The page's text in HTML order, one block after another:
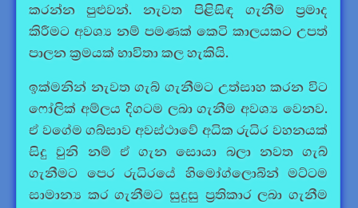
කරන්න පුළුවන්. නැවත පිළිසිඳ ගැනීම ප්‍රමාද
කිරීමට අවශ්‍ය නම් පමණක් කෙටි කාලයකට උපත්
පාලන ක්‍රමයක් භාවිතා කල හැකියි.
ඉක්මනින් නැවත ගැබ් ගැනීමට උත්සාහ කරන විට
ෆෝලික් අම්ලය දිගටම ලබා ගැනීම අවශ්‍ය වෙනව.
ඒ වගේම ගබ්සාව අවස්ථාවේ අධික රුධිර වහනයක්
සිදු වුනි නම් ඒ ගැන සොයා බලා නවත ගැබ්
ගැනීමට පෙර රුධිරයේ හිමෝග්ලොබින් මට්ටම
සාමාන්‍ය කර ගැනීමට සුදුසු ප්‍රතිකාර ලබා ගැනීම